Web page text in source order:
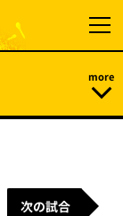
次の試合